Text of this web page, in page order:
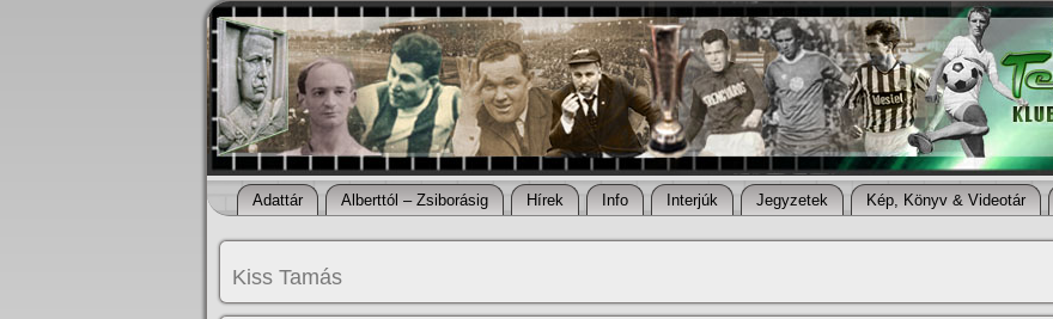
Adattár Alberttól – Zsiborásig Hí­rek Info Interjúk Jegyzetek Kép, Könyv & Videotár
Kiss Tamás